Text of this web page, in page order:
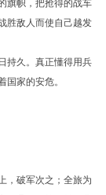
旗帜，把抢得的战车
胜敌人而使自己越发
持久。真正懂得用兵
家的安危。
，破军次之；全旅为